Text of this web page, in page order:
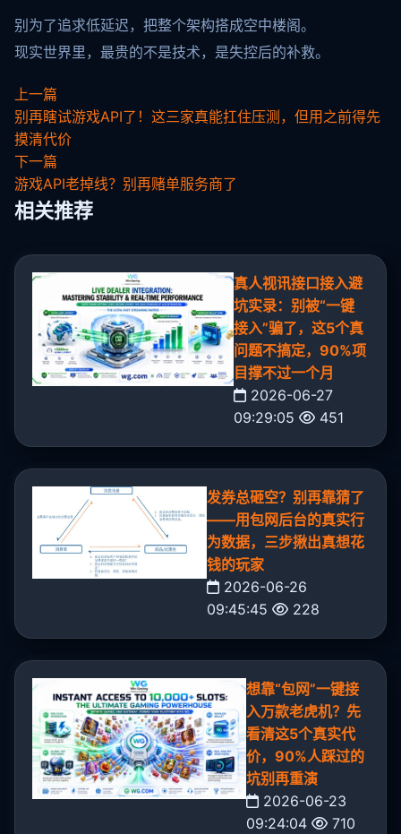
别为了追求低延迟，把整个架构搭成空中楼阁。
现实世界里，最贵的不是技术，是失控后的补救。
上一篇
别再瞎试游戏API了！这三家真能扛住压测，但用之前得先
摸清代价
下一篇
游戏API老掉线？别再赌单服务商了
相关推荐
真人视讯接口接入避
坑实录：别被“一键
接入”骗了，这5个真
问题不搞定，90%项
目撑不过一个月
2026-06-27
09:29:05
451
发券总砸空？别再靠猜了
——用包网后台的真实行
为数据，三步揪出真想花
钱的玩家
2026-06-26
09:45:45
228
想靠“包网”一键接
入万款老虎机？先
看清这5个真实代
价，90%人踩过的
坑别再重演
2026-06-23
09:24:04
710